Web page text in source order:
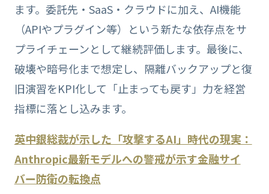
ます。委託先・SaaS・クラウドに加え、AI機能
（APIやプラグイン等）という新たな依存点をサ
プライチェーンとして継続評価します。最後に、
破壊や暗号化まで想定し、隔離バックアップと復
旧演習をKPI化して「止まっても戻す」力を経営
指標に落とし込みます。
英中銀総裁が示した「攻撃するAI」時代の現実：
Anthropic最新モデルへの警戒が示す金融サイ
バー防衛の転換点